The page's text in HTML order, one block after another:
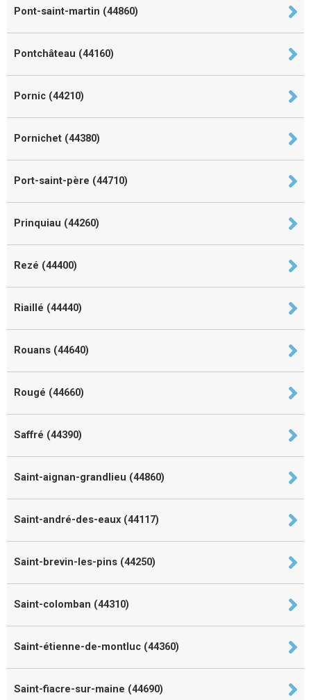
Pont-saint-martin (44860)
Pontchâteau (44160)
Pornic (44210)
Pornichet (44380)
Port-saint-père (44710)
Prinquiau (44260)
Rezé (44400)
Riaillé (44440)
Rouans (44640)
Rougé (44660)
Saffré (44390)
Saint-aignan-grandlieu (44860)
Saint-andré-des-eaux (44117)
Saint-brevin-les-pins (44250)
Saint-colomban (44310)
Saint-étienne-de-montluc (44360)
Saint-fiacre-sur-maine (44690)